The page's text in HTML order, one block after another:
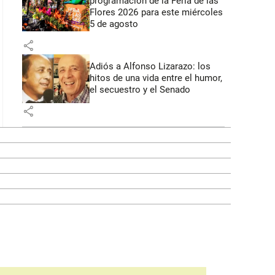
Flores 2026 para este miércoles
5 de agosto
share
Adiós a Alfonso Lizarazo: los
hitos de una vida entre el humor,
el secuestro y el Senado
share